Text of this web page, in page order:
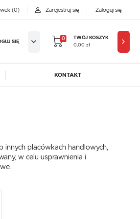
(0) Zarejestruj się Zaloguj się
SIĘ
zakupach
0
TWÓJ KOSZYK
0,00 zł
KONTAKT
innych placówkach handlowych,
w celu usprawnienia i